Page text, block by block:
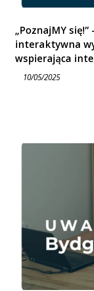
„PoznajMY się!”
interaktywna
wspierająca
10/05/2025